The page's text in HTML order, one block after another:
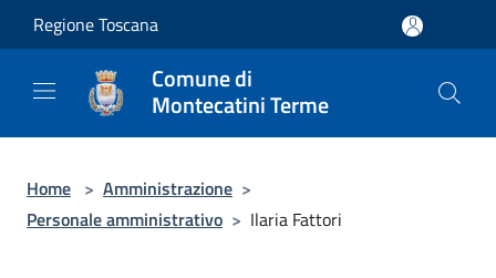
Salta al contenuto principale
Regione Toscana
Comune di
Montecatini Terme
Home > Amministrazione >
Personale amministrativo > Ilaria Fattori